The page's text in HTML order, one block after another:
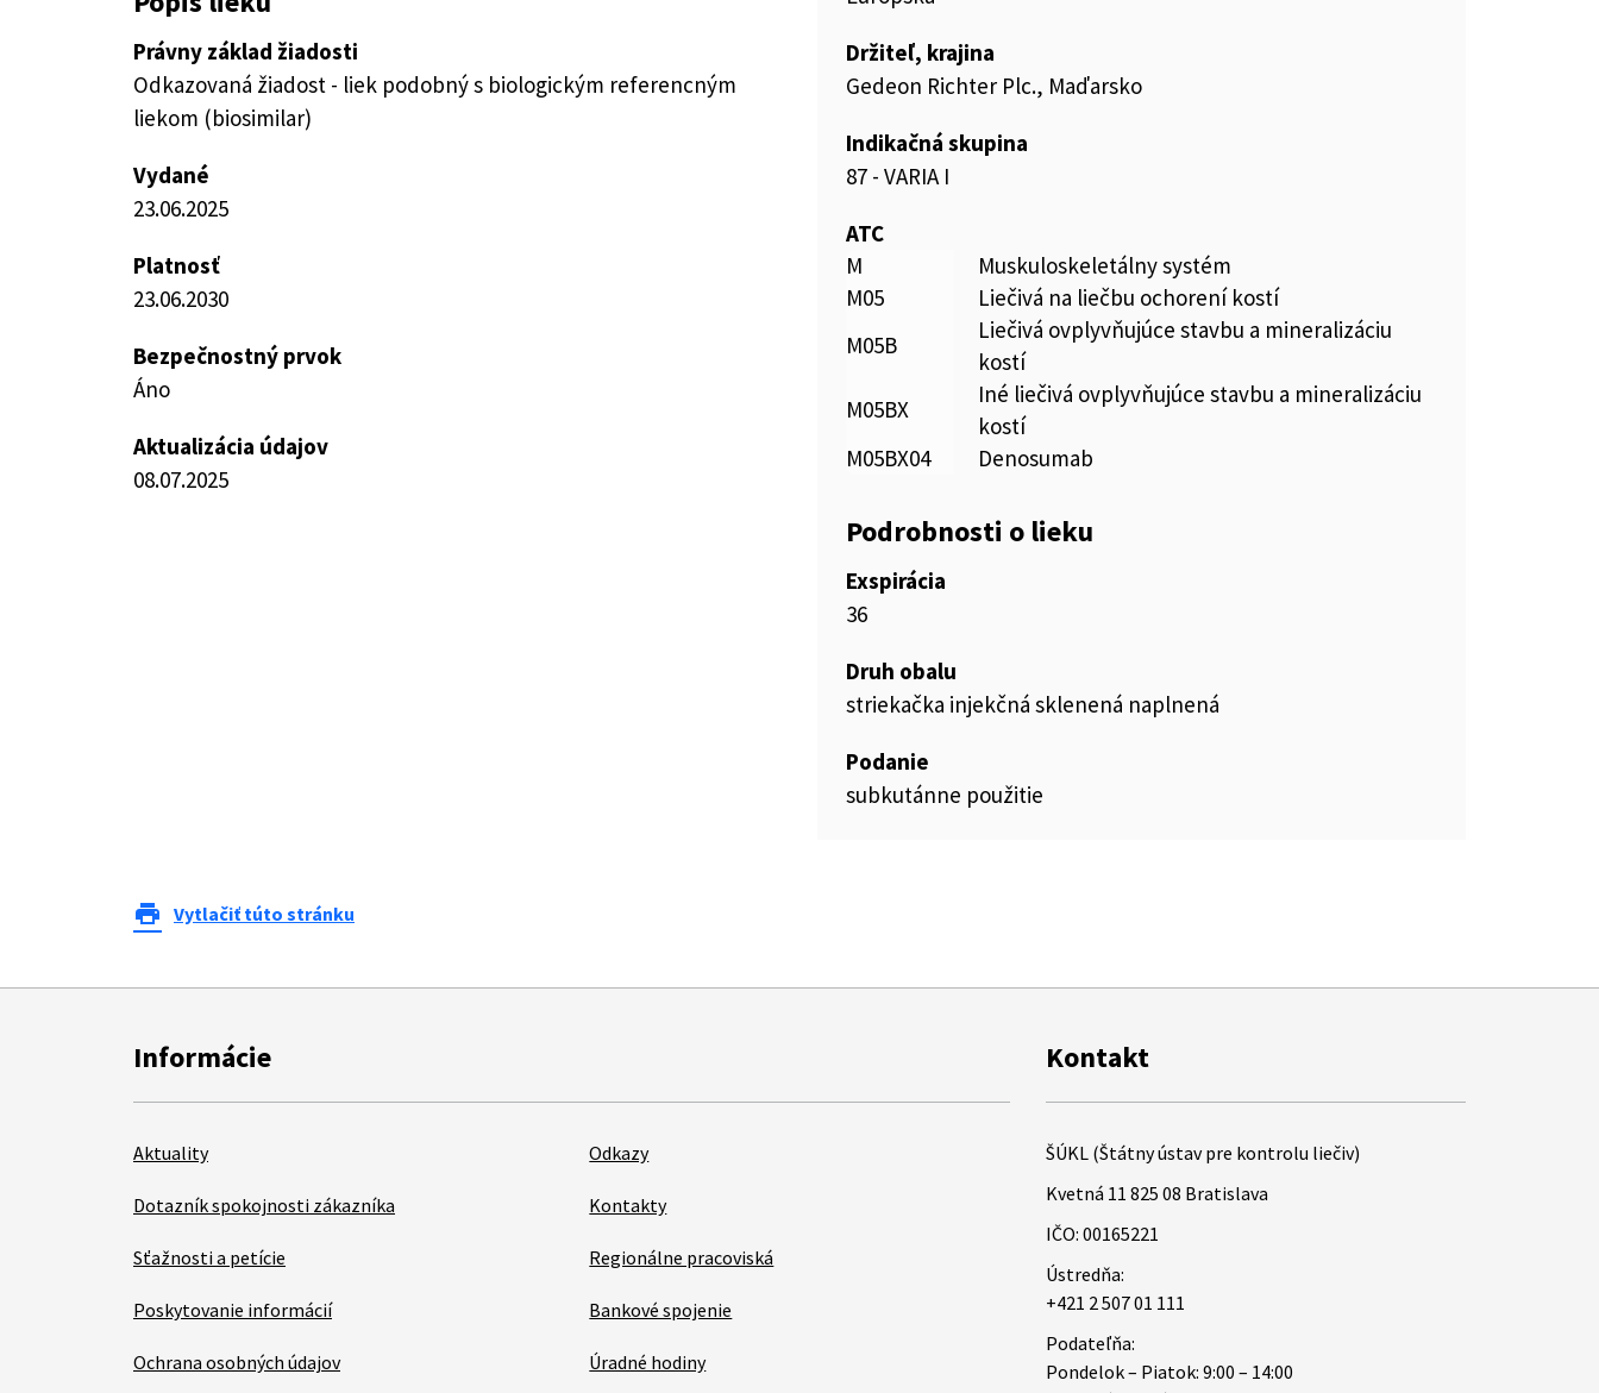
Právny základ žiadosti
Odkazovaná žiadost - liek podobný s biologickým referencným
liekom (biosimilar)
Vydané
23.06.2025
Platnosť
23.06.2030
Bezpečnostný prvok
Áno
Aktualizácia údajov
08.07.2025
Držiteľ, krajina
Gedeon Richter Plc., Maďarsko
Indikačná skupina
87 - VARIA I
ATC
M
Muskuloskeletálny systém
M05
Liečivá na liečbu ochorení kostí
M05B
Liečivá ovplyvňujúce stavbu a mineralizáciu
kostí
M05BX
Iné liečivá ovplyvňujúce stavbu a mineralizáciu
kostí
M05BX04
Denosumab
Podrobnosti o lieku
Exspirácia
36
Druh obalu
striekačka injekčná sklenená naplnená
Podanie
subkutánne použitie
print Vytlačiť túto stránku
Informácie
Aktuality
Dotazník spokojnosti zákazníka
Sťažnosti a petície
Poskytovanie informácií
Ochrana osobných údajov
Odkazy
Kontakty
Regionálne pracoviská
Bankové spojenie
Úradné hodiny
Kontakt
ŠÚKL (Štátny ústav pre kontrolu liečiv)
Kvetná 11 825 08 Bratislava
IČO: 00165221
Ústredňa:
+421 2 507 01 111
Podateľňa:
Pondelok – Piatok: 9:00 – 14:00